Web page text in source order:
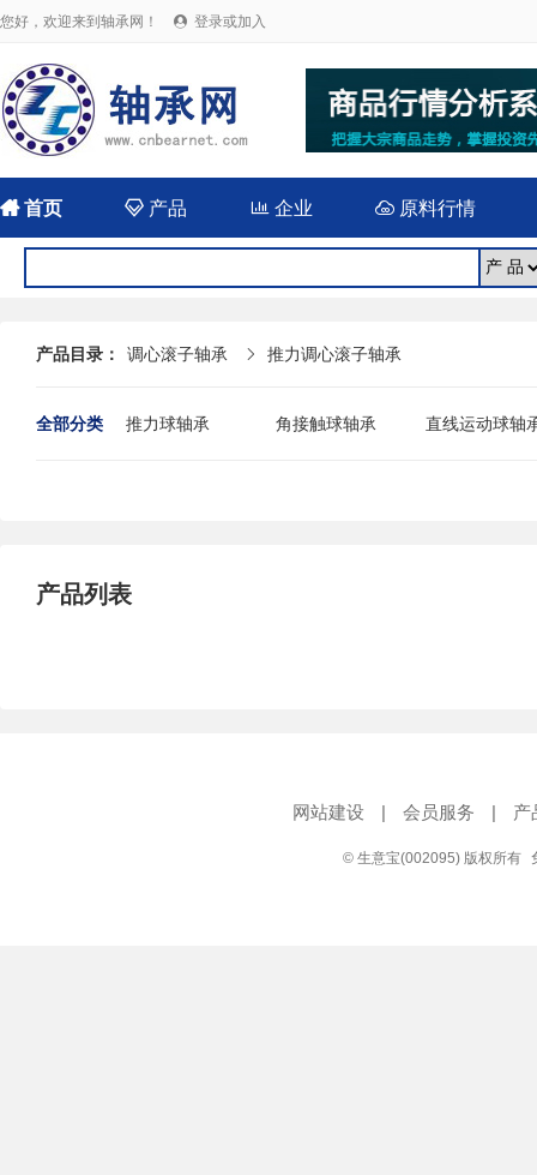
您好，欢迎来到轴承网！  登录或加入
首页  产品 企业 原料行情
产品目录： 调心滚子轴承  推力调心滚子轴承
全部分类 推力球轴承 角接触球轴承
直线运动球轴
产品列表
网站建设 | 会员服务 | 产
© 生意宝(002095) 版权所有